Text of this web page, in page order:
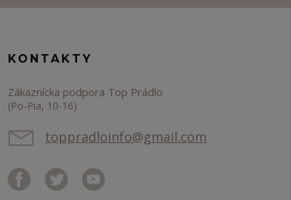
KONTAKTY
Zákaznícka podpora Top Prádlo
(Po-Pia, 10-16)
toppradloinfo@gmail.com